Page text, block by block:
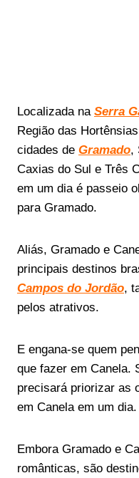
Localizada na Serra
Região das
cidades de Gramado,
Caxias do Sul e Três
em um dia é passeio
para Gramado.
Aliás, Gramado e
principais destinos
Campos do Jordão,
pelos atrativos.
E engana-se quem
que fazer em Canela.
precisará priorizar as
em Canela em um dia.
Embora Gramado e
românticas, são